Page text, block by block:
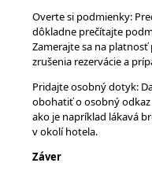
Overte si podmienky:
dôkladne prečítajte
Zamerajte sa na
zrušenia rezervácie a
Pridajte osobný dotyk:
obohatiť o osobný
ako je napríklad lákavá
v okolí hotela.
Záver